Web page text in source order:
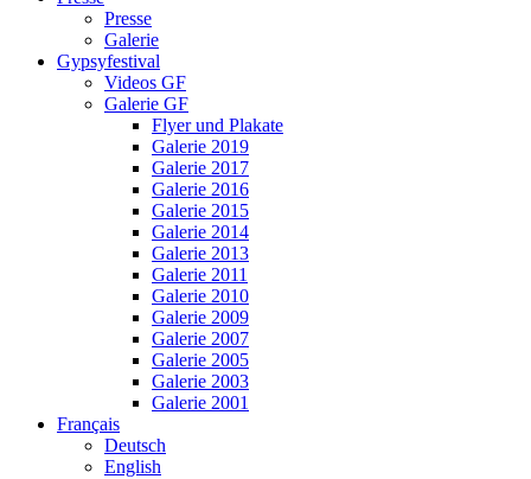
Presse
Galerie
Gypsyfestival
Videos GF
Galerie GF
Flyer und Plakate
Galerie 2019
Galerie 2017
Galerie 2016
Galerie 2015
Galerie 2014
Galerie 2013
Galerie 2011
Galerie 2010
Galerie 2009
Galerie 2007
Galerie 2005
Galerie 2003
Galerie 2001
Français
Deutsch
English